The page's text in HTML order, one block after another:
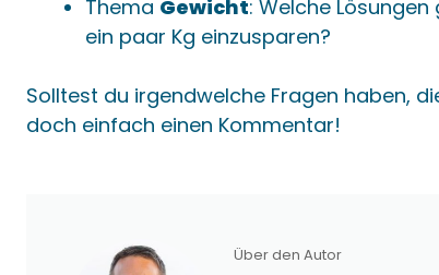
Thema Gewicht: Welche
ein paar Kg einzusparen?
Solltest du irgendwelche Fragen haben,
doch einfach einen Kommentar!
Über den Autor